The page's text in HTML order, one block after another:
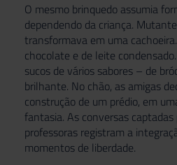
O mesmo brinquedo assumia
dependendo da criança.
transformava em uma
chocolate e de leite
sucos de vários sabores – de
brilhante. No chão, as amigas
construção de um prédio, em
fantasia. As conversas
professoras registram a
momentos de liberdade.